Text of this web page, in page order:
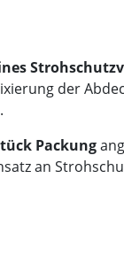
der
Packung
an